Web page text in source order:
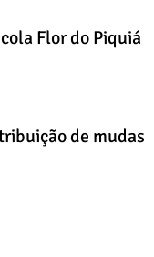
Flor do Piquiá
de mudas